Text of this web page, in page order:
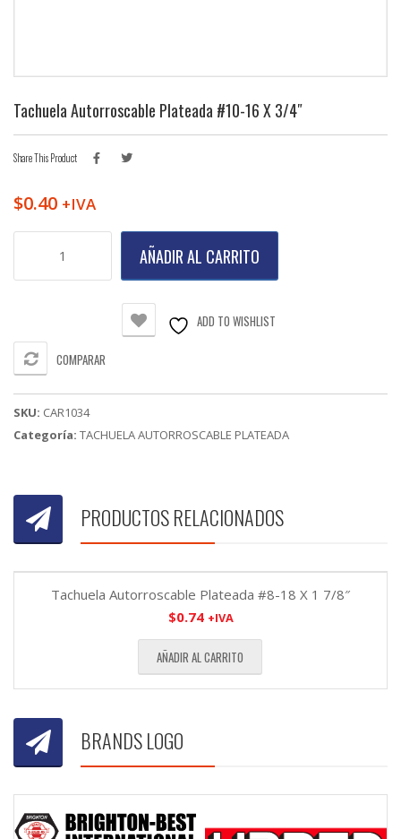
Tachuela Autorroscable Plateada #10-16 X 3/4″
Share This Product
$0.40 +IVA
Autorroscable
3/4"
cantidad
AÑADIR AL CARRITO
ADD TO WISHLIST
COMPARAR
SKU: CAR1034
Categoría: TACHUELA AUTORROSCABLE PLATEADA
PRODUCTOS RELACIONADOS
Tachuela Autorroscable Plateada #8-18 X 1 7/8″
$0.74 +IVA
AÑADIR AL CARRITO
BRANDS LOGO